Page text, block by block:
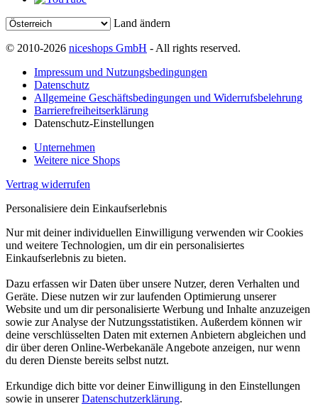
Land ändern
© 2010-2026 niceshops GmbH - All rights reserved.
Impressum und Nutzungsbedingungen
Datenschutz
Allgemeine Geschäftsbedingungen und Widerrufsbelehrung
Barrierefreiheitserklärung
Datenschutz-Einstellungen
Unternehmen
Weitere nice Shops
Vertrag widerrufen
Personalisiere dein Einkaufserlebnis
Nur mit deiner individuellen Einwilligung verwenden wir Cookies
und weitere Technologien, um dir ein personalisiertes
Einkaufserlebnis zu bieten.
Dazu erfassen wir Daten über unsere Nutzer, deren Verhalten und
Geräte. Diese nutzen wir zur laufenden Optimierung unserer
Website und um dir personalisierte Werbung und Inhalte anzuzeigen
sowie zur Analyse der Nutzungsstatistiken. Außerdem können wir
deine verschlüsselten Daten mit externen Anbietern abgleichen und
dir über deren Online-Werbekanäle Angebote anzeigen, nur wenn
du deren Dienste bereits selbst nutzt.
Erkundige dich bitte vor deiner Einwilligung in den Einstellungen
sowie in unsererDatenschutzerklärung.